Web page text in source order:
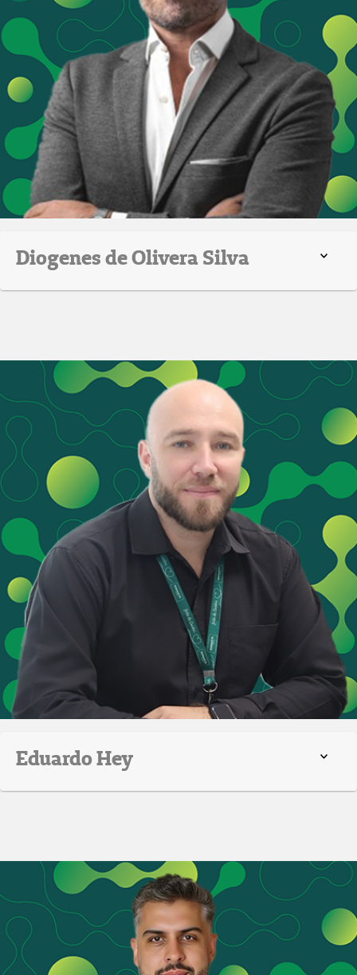
Diogenes de Olivera Silva
Eduardo Hey